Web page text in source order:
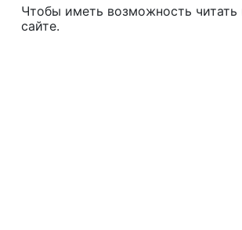
Чтобы иметь возможность
сайте.